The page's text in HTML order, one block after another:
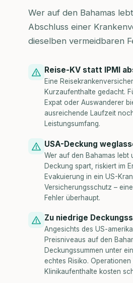
Wer auf den Bahamas
Abschluss einer
dieselben vermeidbaren
Reise-KV statt IPMI
Eine
Kurzaufenthalte gedacht.
Expat oder Auswanderer
ausreichende Laufzeit
Leistungsumfang.
USA-Deckung
Wer auf den Bahamas lebt
Deckung spart, riskiert im
Evakuierung in ein US-
Versicherungsschutz –
Fehler überhaupt.
Zu niedrige
Angesichts des US-
Preisniveaus auf den
Deckungssummen unter
echtes Risiko. Operationen
Klinikaufenthalte kosten